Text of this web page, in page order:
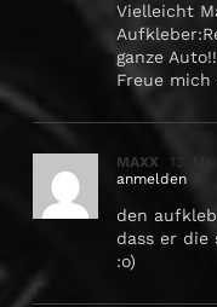
Vielleicht
ganze Auto!!
Freue mich
MAXX 13.
anmelden
den
dass er die
:o)